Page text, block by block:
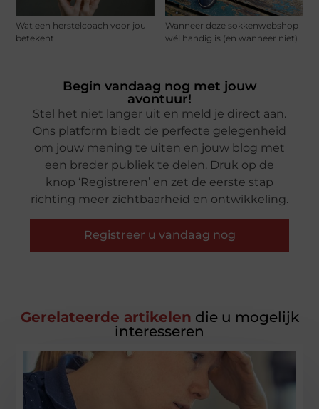
Wat een herstelcoach voor jou
betekent
Wanneer deze sokkenwebshop
wél handig is (en wanneer niet)
Begin vandaag nog met jouw
avontuur!
Stel het niet langer uit en meld je direct aan.
Ons platform biedt de perfecte gelegenheid
om jouw mening te uiten en jouw blog met
een breder publiek te delen. Druk op de
knop ‘Registreren’ en zet de eerste stap
richting meer zichtbaarheid en ontwikkeling.
Registreer u vandaag nog
Gerelateerde artikelen die u mogelijk
interesseren